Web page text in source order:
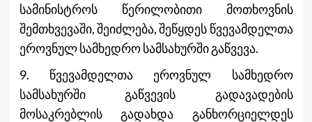
სამინისტროს წერილობითი მოთხოვნის
შემთხვევაში, შეიძლება, შეწყდეს წვევამდელთა
ეროვნულ სამხედრო სამსახურში გაწვევა.
9. წვევამდელთა ეროვნულ სამხედრო
სამსახურში გაწვევის გადავადების
მოსაკრებლის გადახდა განხორციელდეს